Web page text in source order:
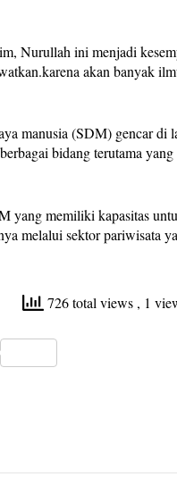
Nurullah ini menjadi
akan banyak
manusia (SDM) gencar di
bidang terutama yang
yang memiliki kapasitas
melalui sektor pariwisata
726 total views , 1